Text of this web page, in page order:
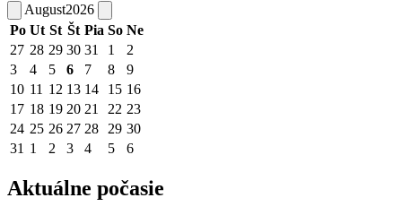
August2026
Po Ut St Št Pia So Ne
27 28 29 30 31 1
2
3
4 5 6 7 8
9
10 11 12 13 14 15 16
17 18 19 20 21 22 23
24 25 26 27 28 29 30
31 1 2 3 4 5 6
Aktuálne počasie